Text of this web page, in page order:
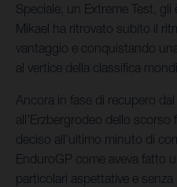
Speciale, un Extreme Test,
Mikael ha ritrovato subito il
vantaggio e conquistando
al vertice della classifica
Ancora in fase di recupero
all’Erzbergrodeo dello
deciso all’ultimo minuto di
EnduroGP come aveva fatto
particolari aspettative e